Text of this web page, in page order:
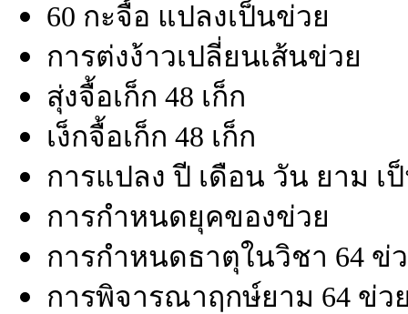
60 กะจื้อ แปลงเป็นข่วย
การต่งง้าวเปลี่ยนเส้นข่วย
สุ่งจื้อเก็ก 48 เก็ก
เง็กจื้อเก็ก 48 เก็ก
การแปลง ปี เดือน วัน ยาม เ
การกำหนดยุคของข่วย
การกำหนดธาตุในวิชา 64 ข่
การพิจารณาฤกษ์ยาม 64 ข่ว